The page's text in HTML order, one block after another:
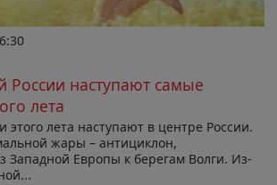
России наступают самые
лета
лета наступают в центре России.
жары – антициклон,
Западной Европы к берегам Волги. Из-